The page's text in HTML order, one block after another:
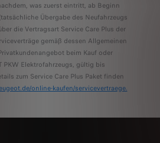
was zuerst eintritt, ab Beginn
Übergabe des Neufahrzeugs
die Vertragsart Service Care Plus der
gemäß dessen Allgemeinen
beim Kauf oder
PKW Elektrofahrzeugs, gültig bis
zum Service Care Plus Paket finden
online-kaufen/servicevertraege.